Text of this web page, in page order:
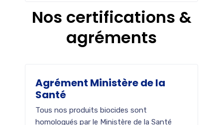
Nos certifications &
agréments
Agrément Ministère de la
Santé
Tous nos produits biocides sont
homologués par le Ministère de la Santé